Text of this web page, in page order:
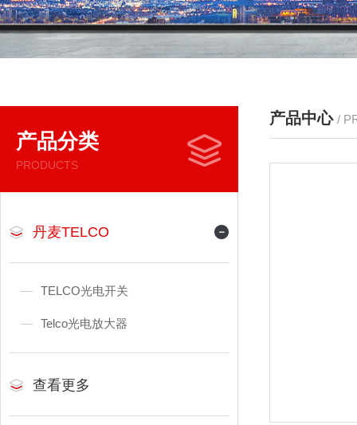
产品分类
PRODUCTS
丹麦TELCO
TELCO光电开关
Telco光电放大器
查看更多
产品中心 /